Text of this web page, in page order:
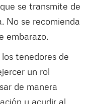
se transmite de
No se recomienda
embarazo.
tenedores de
un rol
de manera
y acudir al